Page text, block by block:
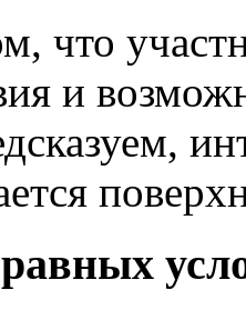
что
и